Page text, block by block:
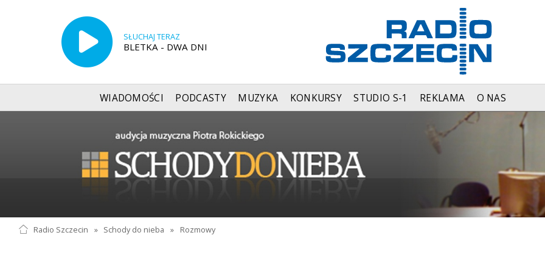
SŁUCHAJ TERAZ
BLETKA - DWA DNI
WIADOMOŚCI PODCASTY MUZYKA KONKURSY STUDIO S-1 REKLAMA O NAS
Radio Szczecin » Schody do nieba » Rozmowy